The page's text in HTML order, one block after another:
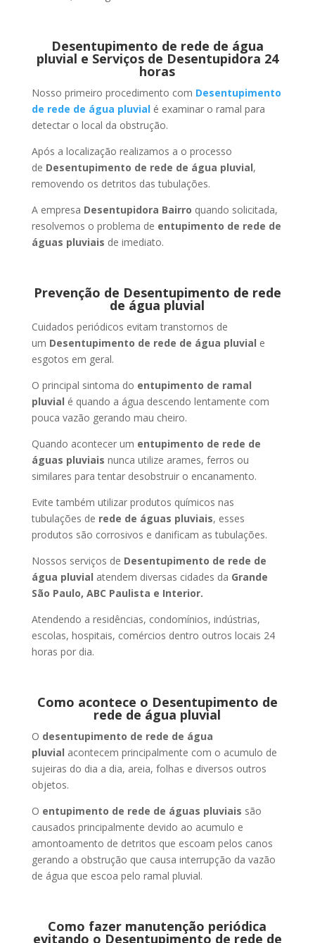
Desentupimento de rede de água
pluvial e Serviços de Desentupidora 24
horas
Nosso primeiro procedimento com Desentupimento
de rede de água pluvialé examinar o ramal para
detectar o local da obstrução.
Após a localização realizamos a o processo
de Desentupimento de rede de água pluvial,
removendo os detritos das tubulações.
A empresa Desentupidora Bairro quando solicitada,
resolvemos o problema de entupimento de rede de
águas pluviais de imediato.
Prevenção de Desentupimento de rede
de água pluvial
Cuidados periódicos evitam transtornos de
um Desentupimento de rede de água pluvial e
esgotos em geral.
O principal sintoma do entupimento de ramal
pluvial é quando a água descendo lentamente com
pouca vazão gerando mau cheiro.
Quando acontecer um entupimento de rede de
águas pluviais nunca utilize arames, ferros ou
similares para tentar desobstruir o encanamento.
Evite também utilizar produtos químicos nas
tubulações de rede de águas pluviais, esses
produtos são corrosivos e danificam as tubulações.
Nossos serviços de Desentupimento de rede de
água pluvial atendem diversas cidades da Grande
São Paulo, ABC Paulista e Interior.
Atendendo a residências, condomínios, indústrias,
escolas, hospitais, comércios dentro outros locais 24
horas por dia.
Como acontece o Desentupimento de
rede de água pluvial
O desentupimento de rede de água
pluvial acontecem principalmente com o acumulo de
sujeiras do dia a dia, areia, folhas e diversos outros
objetos.
O entupimento de rede de águas pluviais são
causados principalmente devido ao acumulo e
amontoamento de detritos que escoam pelos canos
gerando a obstrução que causa interrupção da vazão
de água que escoa pelo ramal pluvial.
Como fazer manutenção periódica
evitando o Desentupimento de rede de